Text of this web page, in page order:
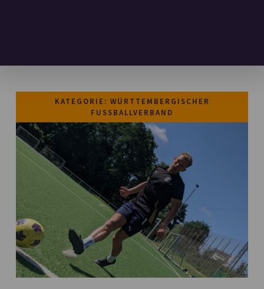
KATEGORIE: WÜRTTEMBERGISCHER
FUSSBALLVERBAND